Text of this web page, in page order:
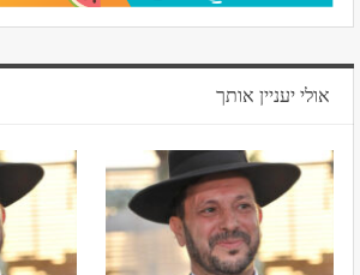
אולי יעניין אותך